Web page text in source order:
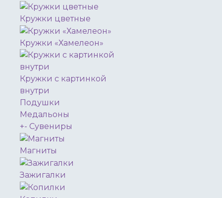
Кружки цветные
Кружки «Хамелеон»
Кружки с картинкой
внутри
Подушки
Медальоны
+- Сувениры
Магниты
Зажигалки